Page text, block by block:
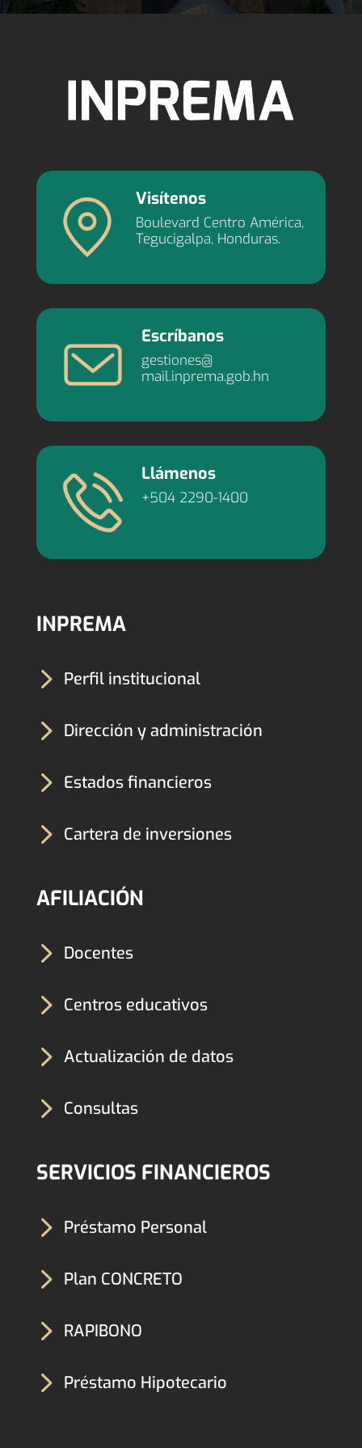
Visítenos
Boulevard Centro América,
Tegucigalpa, Honduras.
Escríbanos
gestiones@
mail.inprema.gob.hn
Llámenos
+504 2290-1400
INPREMA
5 Perfil institucional
5 Dirección y administración
5 Estados financieros
5 Cartera de inversiones
AFILIACIÓN
5 Docentes
5 Centros educativos
5Actualización de datos
5 Consultas
SERVICIOS FINANCIEROS
5 Préstamo Personal
5 Plan CONCRETO
5 RAPIBONO
5 Préstamo Hipotecario